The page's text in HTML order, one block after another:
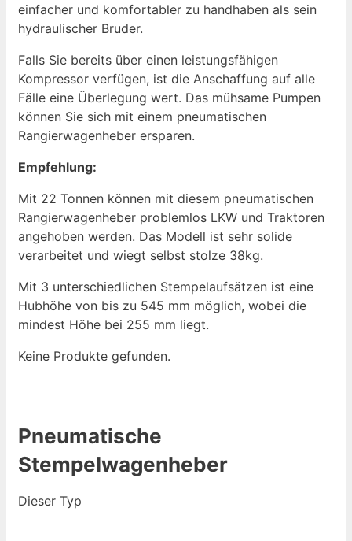
einfacher und komfortabler zu handhaben als sein
hydraulischer Bruder.
Falls Sie bereits über einen leistungsfähigen
Kompressor verfügen, ist die Anschaffung auf alle
Fälle eine Überlegung wert. Das mühsame Pumpen
können Sie sich mit einem pneumatischen
Rangierwagenheber ersparen.
Empfehlung:
Mit 22 Tonnen können mit diesem pneumatischen
Rangierwagenheber problemlos LKW und Traktoren
angehoben werden. Das Modell ist sehr solide
verarbeitet und wiegt selbst stolze 38kg.
Mit 3 unterschiedlichen Stempelaufsätzen ist eine
Hubhöhe von bis zu 545 mm möglich, wobei die
mindest Höhe bei 255 mm liegt.
Keine Produkte gefunden.
Pneumatische
Stempelwagenheber
Dieser Typ